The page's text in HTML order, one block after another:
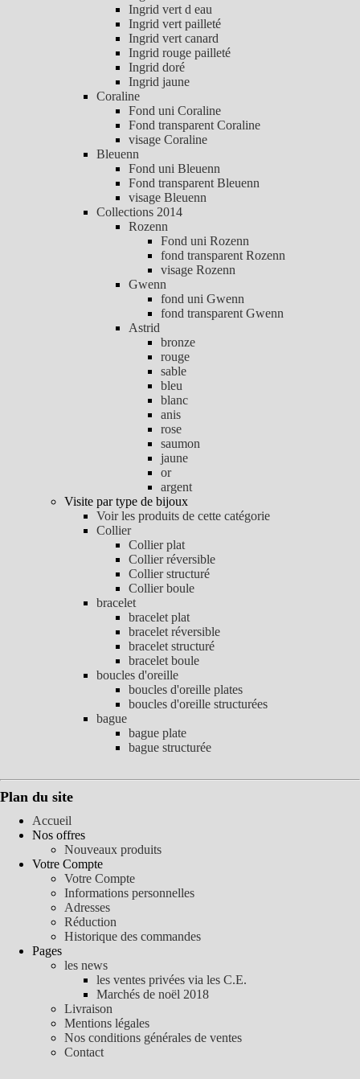
Ingrid vert d eau
Ingrid vert pailleté
Ingrid vert canard
Ingrid rouge pailleté
Ingrid doré
Ingrid jaune
Coraline
Fond uni Coraline
Fond transparent Coraline
visage Coraline
Bleuenn
Fond uni Bleuenn
Fond transparent Bleuenn
visage Bleuenn
Collections 2014
Rozenn
Fond uni Rozenn
fond transparent Rozenn
visage Rozenn
Gwenn
fond uni Gwenn
fond transparent Gwenn
Astrid
bronze
rouge
sable
bleu
blanc
anis
rose
saumon
jaune
or
argent
Visite par type de bijoux
Voir les produits de cette catégorie
Collier
Collier plat
Collier réversible
Collier structuré
Collier boule
bracelet
bracelet plat
bracelet réversible
bracelet structuré
bracelet boule
boucles d'oreille
boucles d'oreille plates
boucles d'oreille structurées
bague
bague plate
bague structurée
Plan du site
Accueil
Nos offres
Nouveaux produits
Votre Compte
Votre Compte
Informations personnelles
Adresses
Réduction
Historique des commandes
Pages
les news
les ventes privées via les C.E.
Marchés de noël 2018
Livraison
Mentions légales
Nos conditions générales de ventes
Contact